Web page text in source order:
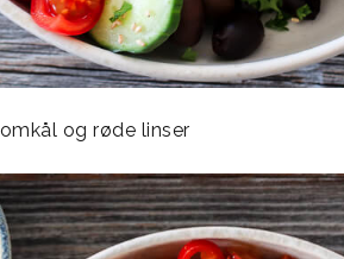
og røde linser